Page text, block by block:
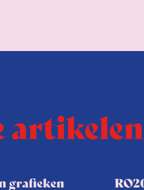
artikelen
grafieken